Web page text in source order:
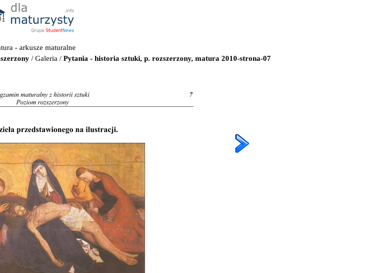
- arkusze maturalne
/ Galeria / Pytania - historia sztuki, p. rozszerzony, matura 2010-strona-07